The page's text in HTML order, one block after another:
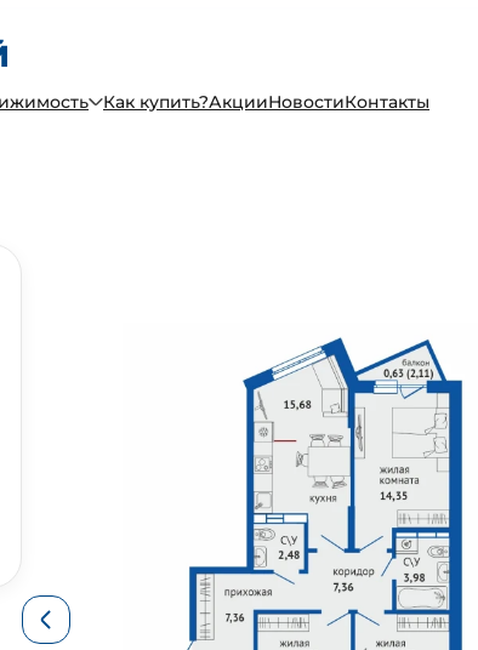
Как купить?АкцииНовостиКонтакты